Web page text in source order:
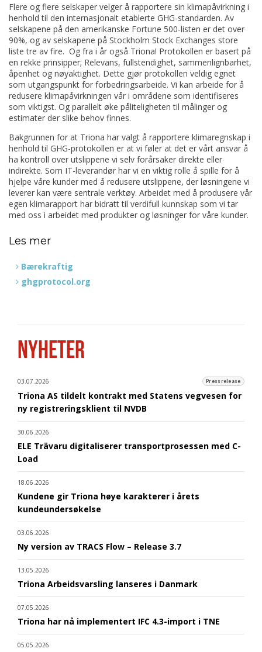
Flere og flere selskaper velger å rapportere sin klimapåvirkning i
henhold til den internasjonalt etablerte GHG-standarden. Av
selskapene på den amerikanske Fortune 500-listen er det over
90%, og av selskapene på Stockholm Stock Exchanges store
liste tre av fire. Og fra i år også Triona! Protokollen er basert på
en rekke prinsipper; Relevans, fullstendighet, sammenlignbarhet,
åpenhet og nøyaktighet. Dette gjør protokollen veldig egnet
som utgangspunkt for forbedringsarbeide. Vi kan arbeide for å
redusere klimapåvirkningen vår i områdene som identifiseres
som viktigst. Og parallelt øke påliteligheten til målinger og
estimater der slike behov finnes.
Bakgrunnen for at Triona har valgt å rapportere klimaregnskap i
henhold til GHG-protokollen er at vi føler at det er vårt ansvar å
ha kontroll over utslippene vi selv forårsaker direkte eller
indirekte. Som IT-leverandør har vi en viktig rolle å spille for å
hjelpe våre kunder med å redusere utslippene, der løsningene vi
leverer kan være sentrale verktøy. Arbeidet med å produsere vår
egen klimarapport har bidratt til verdifull kunnskap som vi tar
med oss ​​i arbeidet med produkter og løsninger for våre kunder.
Les mer
Bærekraftig
ghgprotocol.org
NYHETER
03.07.2026 Pressrelease
Triona AS tildelt kontrakt med Statens vegvesen for
ny registreringsklient til NVDB
30.06.2026
ELE Trävaru digitaliserer transportprosessen med C-
Load
18.06.2026
Kundene gir Triona høye karakterer i årets
kundeundersøkelse
03.06.2026
Ny version av TRACS Flow – Release 3.7
13.05.2026
Triona Arbeidsvarsling lanseres i Danmark
07.05.2026
Triona har nå implementert IFC 4.3-import i TNE
05.05.2026